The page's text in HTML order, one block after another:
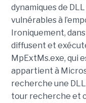
dynamiques de
vulnérables à
Ironiquement,
diffusent et
MpExtMs.exe, qui
appartient à
recherche une
tour recherche et